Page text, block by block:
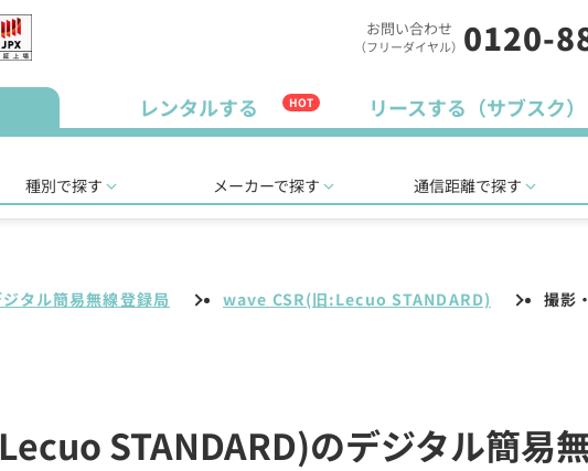
お問い合わせ
（フリーダイヤル） 0120-
レンタルする HOT リースする（サブスク）
種別で探す メーカーで探す 通信距離で探す
ジタル簡易無線登録局 wave CSR(旧:Lecuo STANDARD) 撮影
STANDARD)のデジタル簡易